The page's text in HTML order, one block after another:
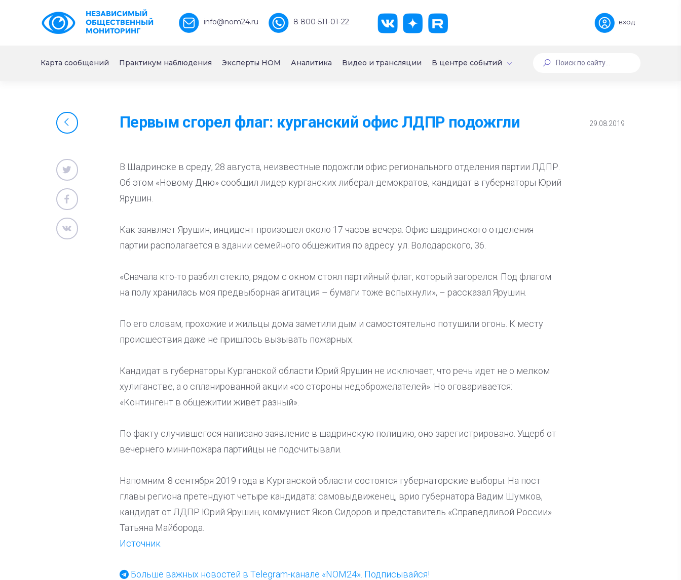
НЕЗАВИСИМЫЙ
ОБЩЕСТВЕННЫЙ
МОНИТОРИНГ
info@nom24.ru 8 800-511-01-22 вход
Карта сообщений Практикум наблюдения Эксперты НОМ Аналитика Видео и трансляции В центре событий
Первым сгорел флаг: курганский офис ЛДПР подожгли 29.08.2019
В Шадринске в среду, 28 августа, неизвестные подожгли офис регионального отделения партии ЛДПР.
Об этом «Новому Дню» сообщил лидер курганских либерал-демократов, кандидат в губернаторы Юрий
Ярушин.
Как заявляет Ярушин, инцидент произошел около 17 часов вечера. Офис шадринского отделения
партии располагается в здании семейного общежития по адресу: ул. Володарского, 36.
«Сначала кто-то разбил стекло, рядом с окном стоял партийный флаг, который загорелся. Под флагом
на полу хранилась моя предвыборная агитация – бумаги тоже вспыхнули», – рассказал Ярушин.
По его словам, прохожие и жильцы дома заметили дым и самостоятельно потушили огонь. К месту
происшествия даже не пришлось вызывать пожарных.
Кандидат в губернаторы Курганской области Юрий Ярушин не исключает, что речь идет не о мелком
хулиганстве, а о спланированной акции «со стороны недоброжелателей». Но оговаривается:
«Контингент в общежитии живет разный».
По факту случившегося написано заявление в шадринскую полицию, оно зарегистрировано. Ущерб от
вечернего мини-пожара партийцы не подсчитывали.
Напомним. 8 сентября 2019 года в Курганской области состоятся губернаторские выборы. На пост
главы региона претендуют четыре кандидата: самовыдвиженец, врио губернатора Вадим Шумков,
кандидат от ЛДПР Юрий Ярушин, коммунист Яков Сидоров и представитель «Справедливой России»
Татьяна Майборода.
Источник
Больше важных новостей в Telegram-канале «NOM24». Подписывайся!